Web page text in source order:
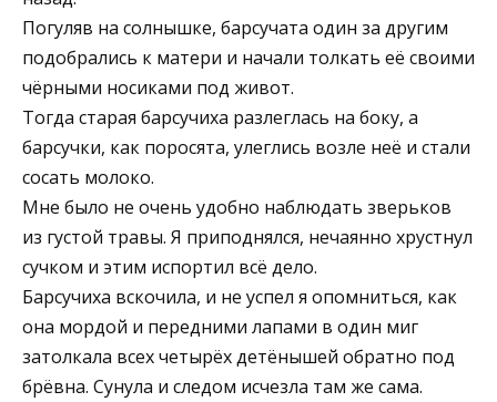
Погуляв на солнышке, барсучата один за другим
подобрались к матери и начали толкать её своими
чёрными носиками под живот.
Тогда старая барсучиха разлеглась на боку, а
барсучки, как поросята, улеглись возле неё и стали
сосать молоко.
Мне было не очень удобно наблюдать зверьков
из густой травы. Я приподнялся, нечаянно хрустнул
сучком и этим испортил всё дело.
Барсучиха вскочила, и не успел я опомниться, как
она мордой и передними лапами в один миг
затолкала всех четырёх детёнышей обратно под
брёвна. Сунула и следом исчезла там же сама.